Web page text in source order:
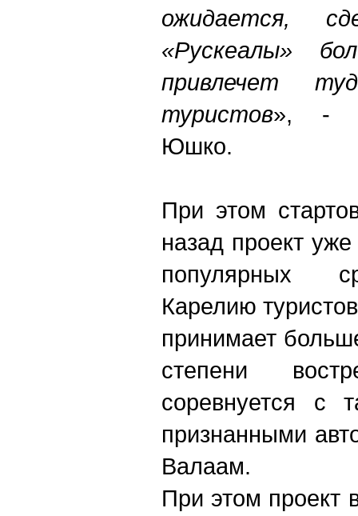
ожидается,
«Рускеалы»
привлечет
туристов», -
Юшко.
При этом
назад проект
популярных
Карелию
принимает
степени
соревнуется с
признанными
Валаам.
При этом проект